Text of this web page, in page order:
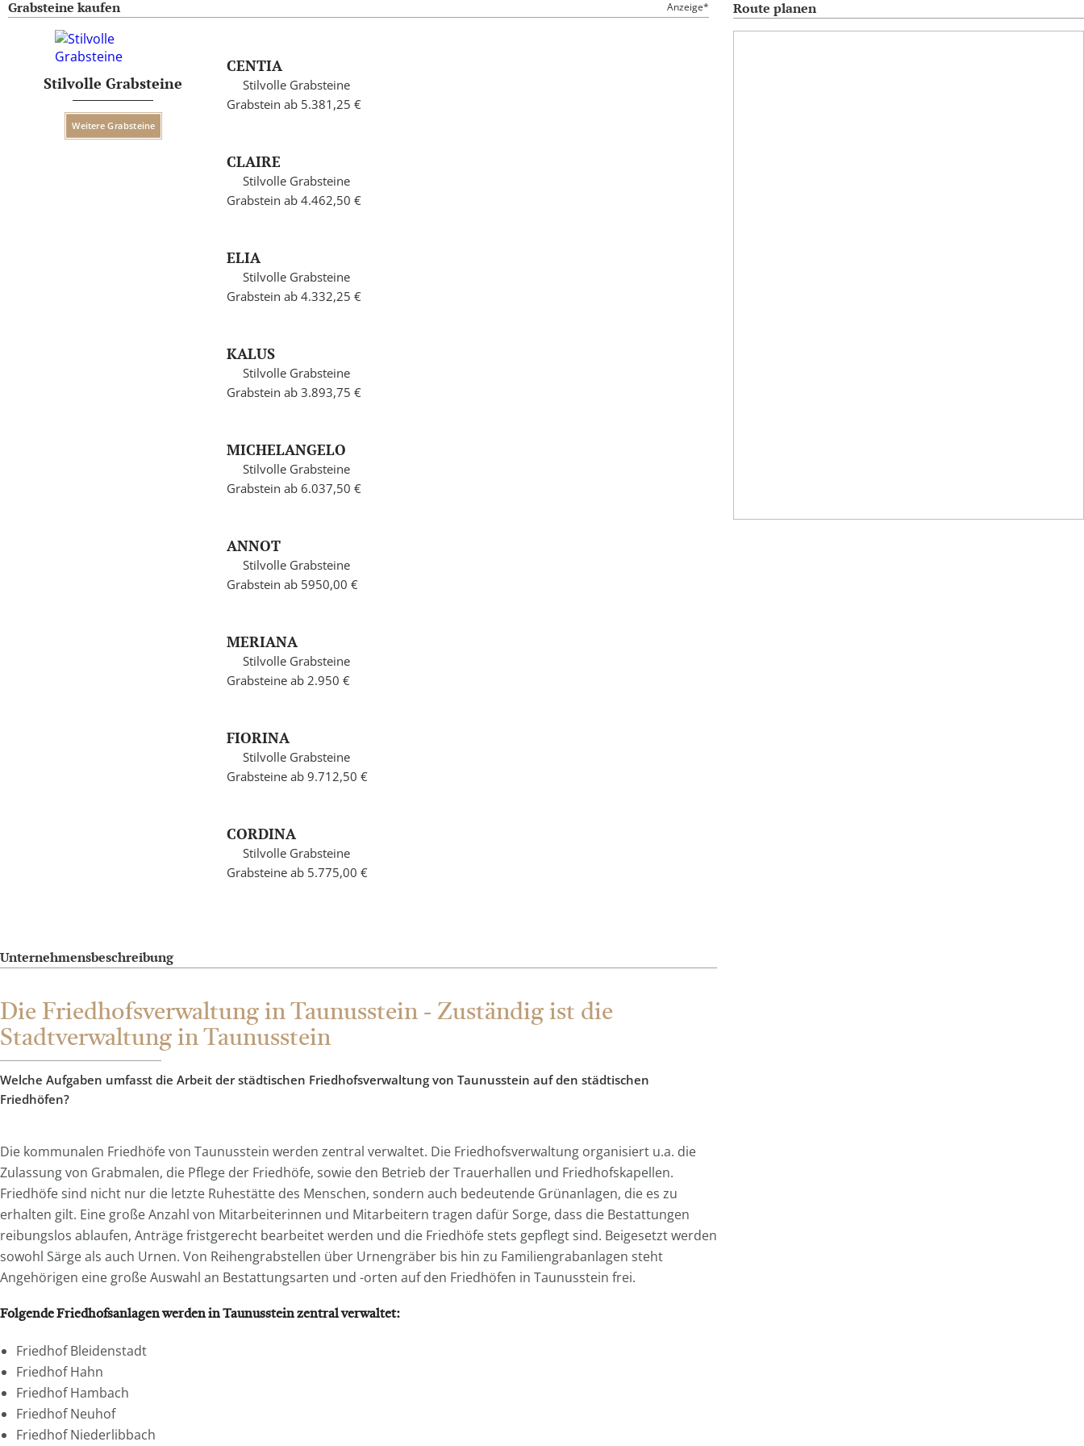
Grabsteine kaufen Anzeige*
Stilvolle Grabsteine
Weitere Grabsteine
CENTIA
Stilvolle Grabsteine
Grabstein ab 5.381,25 €
CLAIRE
Stilvolle Grabsteine
Grabstein ab 4.462,50 €
ELIA
Stilvolle Grabsteine
Grabstein ab 4.332,25 €
KALUS
Stilvolle Grabsteine
Grabstein ab 3.893,75 €
MICHELANGELO
Stilvolle Grabsteine
Grabstein ab 6.037,50 €
ANNOT
Stilvolle Grabsteine
Grabstein ab 5950,00 €
MERIANA
Stilvolle Grabsteine
Grabsteine ab 2.950 €
FIORINA
Stilvolle Grabsteine
Grabsteine ab 9.712,50 €
CORDINA
Stilvolle Grabsteine
Grabsteine ab 5.775,00 €
Unternehmensbeschreibung
Die Friedhofsverwaltung in Taunusstein - Zuständig ist die
Stadtverwaltung in Taunusstein
Welche Aufgaben umfasst die Arbeit der städtischen Friedhofsverwaltung von Taunusstein auf den städtischen
Friedhöfen?
Die kommunalen Friedhöfe von Taunusstein werden zentral verwaltet. Die Friedhofsverwaltung organisiert u.a. die
Zulassung von Grabmalen, die Pflege der Friedhöfe, sowie den Betrieb der Trauerhallen und Friedhofskapellen.
Friedhöfe sind nicht nur die letzte Ruhestätte des Menschen, sondern auch bedeutende Grünanlagen, die es zu
erhalten gilt. Eine große Anzahl von Mitarbeiterinnen und Mitarbeitern tragen dafür Sorge, dass die Bestattungen
reibungslos ablaufen, Anträge fristgerecht bearbeitet werden und die Friedhöfe stets gepflegt sind. Beigesetzt werden
sowohl Särge als auch Urnen. Von Reihengrabstellen über Urnengräber bis hin zu Familiengrabanlagen steht
Angehörigen eine große Auswahl an Bestattungsarten und -orten auf den Friedhöfen in Taunusstein frei.
Folgende Friedhofsanlagen werden in Taunusstein zentral verwaltet:
Friedhof Bleidenstadt
Friedhof Hahn
Friedhof Hambach
Friedhof Neuhof
Friedhof Niederlibbach
Route planen